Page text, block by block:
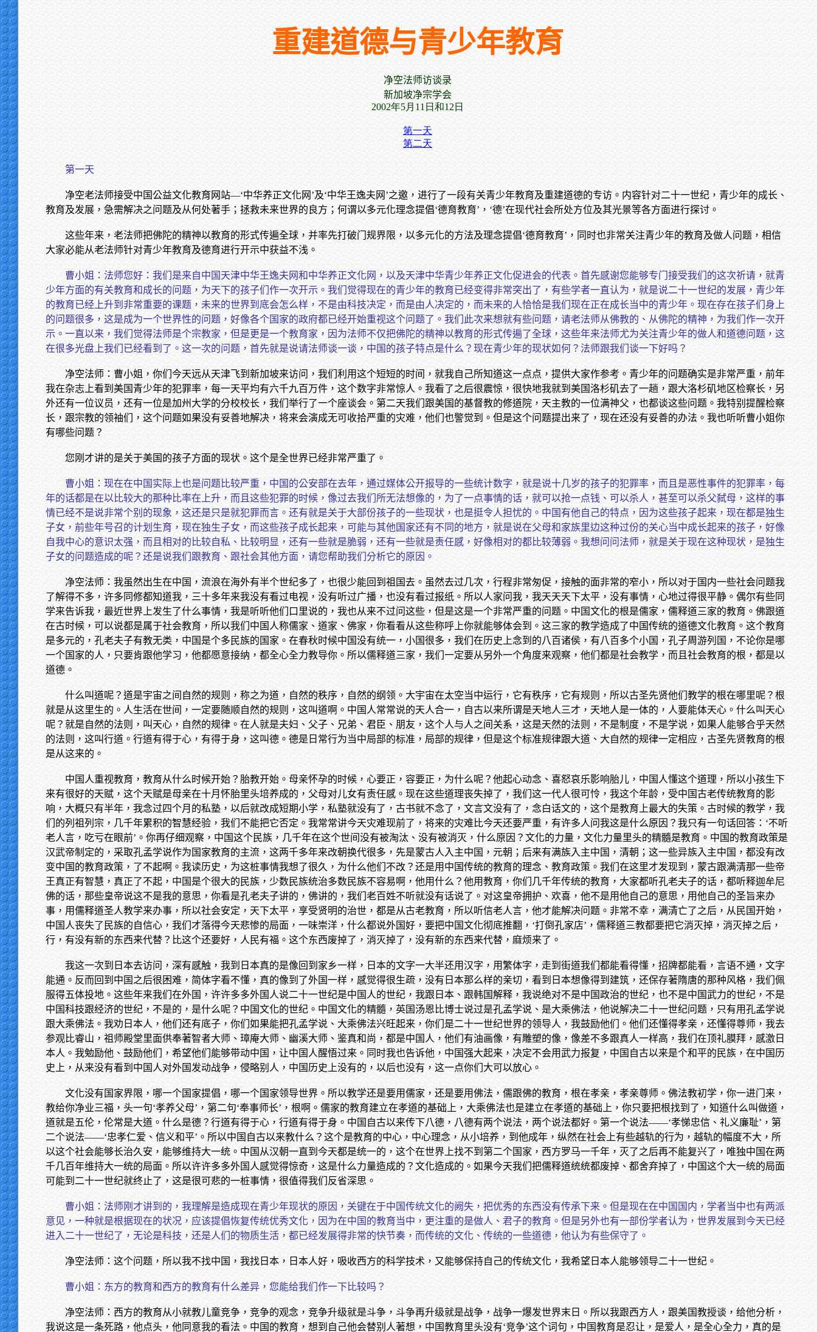
重建道德与青少年教育
净空法师访谈录
新加坡净宗学会
2002年5月11日和12日
第一天
第二天
第一天
净空老法师接受中国公益文化教育网站—‘中华养正文化网’及‘中华王逸夫网’之邀，进行了一段有关青少年教育及重建道德的专访。内容针对二十一世纪，青少年的成长、
教育及发展，急需解决之问题及从何处著手；拯救未来世界的良方；何谓以多元化理念提倡‘德育教育’，‘德’在现代社会所处方位及其光景等各方面进行探讨。
这些年来，老法师把佛陀的精神以教育的形式传遍全球，并率先打破门规界限，以多元化的方法及理念提倡‘德育教育’，同时也非常关注青少年的教育及做人问题，相信
大家必能从老法师针对青少年教育及德育进行开示中获益不浅。
曹小姐：法师您好：我们是来自中国天津中华王逸夫网和中华养正文化网，以及天津中华青少年养正文化促进会的代表。首先感谢您能够专门接受我们的这次祈请，就青
少年方面的有关教育和成长的问题，为天下的孩子们作一次开示。我们觉得现在的青少年的教育已经变得非常突出了，有些学者一直认为，就是说二十一世纪的发展，青少年
的教育已经上升到非常重要的课题，未来的世界到底会怎么样，不是由科技决定，而是由人决定的，而未来的人恰恰是我们现在正在成长当中的青少年。现在存在孩子们身上
的问题很多，这是成为一个世界性的问题，好像各个国家的政府都已经开始重视这个问题了。我们此次来想就有些问题，请老法师从佛教的、从佛陀的精神，为我们作一次开
示。一直以来，我们觉得法师是个宗教家，但是更是一个教育家，因为法师不仅把佛陀的精神以教育的形式传遍了全球，这些年来法师尤为关注青少年的做人和道德问题，这
在很多光盘上我们已经看到了。这一次的问题，首先就是说请法师谈一谈，中国的孩子特点是什么？现在青少年的现状如何？法师跟我们谈一下好吗？
净空法师：曹小姐，你们今天远从天津飞到新加坡来访问，我们利用这个短短的时间，就我自己所知道这一点点，提供大家作参考。青少年的问题确实是非常严重，前年
我在杂志上看到美国青少年的犯罪率，每一天平均有六千九百万件，这个数字非常惊人。我看了之后很震惊，很快地我就到美国洛杉矶去了一趟，跟大洛杉矶地区检察长，另
外还有一位议员，还有一位是加州大学的分校校长，我们举行了一个座谈会。第二天我们跟美国的基督教的修道院，天主教的一位满神父，也都谈这些问题。我特别提醒检察
长，跟宗教的领袖们，这个问题如果没有妥善地解决，将来会演成无可收拾严重的灾难，他们也警觉到。但是这个问题提出来了，现在还没有妥善的办法。我也听听曹小姐你
有哪些问题？
您刚才讲的是关于美国的孩子方面的现状。这个是全世界已经非常严重了。
曹小姐：现在在中国实际上也是问题比较严重，中国的公安部在去年，通过媒体公开报导的一些统计数字，就是说十几岁的孩子的犯罪率，而且是恶性事件的犯罪率，每
年的话都是在以比较大的那种比率在上升，而且这些犯罪的时候，像过去我们所无法想像的，为了一点事情的话，就可以抢一点钱、可以杀人，甚至可以杀父弑母，这样的事
情已经不是说非常个别的现象，这还是只是就犯罪而言。还有就是关于大部份孩子的一些现状，也是挺令人担忧的。中国有他自己的特点，因为这些孩子起来，现在都是独生
子女，前些年号召的计划生育，现在独生子女，而这些孩子成长起来，可能与其他国家还有不同的地方，就是说在父母和家族里边这种过份的关心当中成长起来的孩子，好像
自我中心的意识太强，而且相对的比较自私、比较明显，还有一些就是脆弱，还有一些就是责任感，好像相对的都比较薄弱。我想问问法师，就是关于现在这种现状，是独生
子女的问题造成的呢？还是说我们跟教育、跟社会其他方面，请您帮助我们分析它的原因。
净空法师：我虽然出生在中国，流浪在海外有半个世纪多了，也很少能回到祖国去。虽然去过几次，行程非常匆促，接触的面非常的窄小，所以对于国内一些社会问题我
了解得不多，许多同修都知道我，三十多年来我没有看过电视，没有听过广播，也没有看过报纸。所以人家问我，我天天天下太平，没有事情，心地过得很平静。偶尔有些同
学来告诉我，最近世界上发生了什么事情，我是听听他们口里说的，我也从来不过问这些，但是这是一个非常严重的问题。中国文化的根是儒家，儒释道三家的教育。佛跟道
在古时候，可以说都是属于社会教育，所以我们中国人称儒家、道家、佛家，你看看从这些称呼上你就能够体会到。这三家的教学造成了中国传统的道德文化教育。这个教育
是多元的，孔老夫子有教无类，中国是个多民族的国家。在春秋时候中国没有统一，小国很多，我们在历史上念到的八百诸侯，有八百多个小国，孔子周游列国，不论你是哪
一个国家的人，只要肯跟他学习，他都愿意接纳，都全心全力教导你。所以儒释道三家，我们一定要从另外一个角度来观察，他们都是社会教学，而且社会教育的根，都是以
道德。
什么叫道呢？道是宇宙之间自然的规则，称之为道，自然的秩序，自然的纲领。大宇宙在太空当中运行，它有秩序，它有规则，所以古圣先贤他们教学的根在哪里呢？根
就是从这里生的。人生活在世间，一定要随顺自然的规则，这叫道啊。中国人常常说的天人合一，自古以来所谓是天地人三才，天地人是一体的，人要能体天心。什么叫天心
呢？就是自然的法则，叫天心，自然的规律。在人就是夫妇、父子、兄弟、君臣、朋友，这个人与人之间关系，这是天然的法则，不是制度，不是学说，如果人能够合乎天然
的法则，这叫行道。行道有得于心，有得于身，这叫德。德是日常行为当中局部的标准，局部的规律，但是这个标准规律跟大道、大自然的规律一定相应，古圣先贤教育的根
是从这来的。
中国人重视教育，教育从什么时候开始？胎教开始。母亲怀孕的时候，心要正，容要正，为什么呢？他起心动念、喜怒哀乐影响胎儿，中国人懂这个道理，所以小孩生下
来有很好的天赋，这个天赋是母亲在十月怀胎里头培养成的，父母对儿女有责任感。现在这些道理丧失掉了，我们这一代人很可怜，我这个年龄，受中国古老传统教育的影
响，大概只有半年，我念过四个月的私塾，以后就改成短期小学，私塾就没有了，古书就不念了，文言文没有了，念白话文的，这个是教育上最大的失策。古时候的教学，我
们的列祖列宗，几千年累积的智慧经验，我们不能把它否定。我常常讲今天灾难现前了，将来的灾难比今天还要严重，有许多人问我这是什么原因？我只有一句话回答：‘不听
老人言，吃亏在眼前’。你再仔细观察，中国这个民族，几千年在这个世间没有被淘汰、没有被消灭，什么原因？文化的力量，文化力量里头的精髓是教育。中国的教育政策是
汉武帝制定的，采取孔孟学说作为国家教育的主流，这两千多年来改朝换代很多，先是蒙古人入主中国，元朝；后来有满族入主中国，清朝；这一些异族入主中国，都没有改
变中国的教育政策，了不起啊。我读历史，为这桩事情我想了很久，为什么他们不改？还是用中国传统的教育的理念、教育政策。我们在这里才发现到，蒙古跟满清那一些帝
王真正有智慧，真正了不起，中国是个很大的民族，少数民族统治多数民族不容易啊，他用什么？他用教育，你们几千年传统的教育，大家都听孔老夫子的话，都听释迦牟尼
佛的话，那些皇帝说这不是我的意思，你看是孔老夫子讲的，佛讲的，我们老百姓不听就没有话说了。对这皇帝拥护、欢喜，他不是用他自己的意思，用他自己的圣旨来办
事，用儒释道圣人教学来办事，所以社会安定，天下太平，享受贤明的治世，都是从古老教育，所以听信老人言，他才能解决问题。非常不幸，满清亡了之后，从民国开始，
中国人丧失了民族的自信心，我们才落得今天悲惨的局面，一味崇洋，什么都说外国好，要把中国文化彻底推翻，‘打倒孔家店’，儒释道三教都要把它消灭掉，消灭掉之后，
行，有没有新的东西来代替？比这个还要好，人民有福。这个东西废掉了，消灭掉了，没有新的东西来代替，麻烦来了。
我这一次到日本去访问，深有感触，我到日本真的是像回到家乡一样，日本的文字一大半还用汉字，用繁体字，走到街道我们都能看得懂，招牌都能看，言语不通，文字
能通。反而回到中国之后很困难，简体字看不懂，真的像到了外国一样，感觉得很生疏，没有日本那么样的亲切，看到日本想像得到建筑，还保存著隋唐的那种风格，我们佩
服得五体投地。这些年来我们在外国，许许多多外国人说二十一世纪是中国人的世纪，我跟日本、跟韩国解释，我说绝对不是中国政治的世纪，也不是中国武力的世纪，不是
中国科技跟经济的世纪，不是的，是什么呢？中国文化的世纪。中国文化的精髓，英国汤恩比博士说过是孔孟学说、是大乘佛法，他说解决二十一世纪问题，只有用孔孟学说
跟大乘佛法。我劝日本人，他们还有底子，你们如果能把孔孟学说、大乘佛法兴旺起来，你们是二十一世纪世界的领导人，我鼓励他们。他们还懂得孝亲，还懂得尊师，我去
参观比睿山，祖师殿堂里面供奉著智者大师、璋庵大师、幽溪大师、鉴真和尚，都是中国人，他们有油画像，有雕塑的像，像差不多跟真人一样高，我们在顶礼膜拜，感激日
本人。我勉励他、鼓励他们，希望他们能够带动中国，让中国人醒悟过来。同时我也告诉他，中国强大起来，决定不会用武力报复，中国自古以来是个和平的民族，在中国历
史上，从来没有看到中国人对外国发动战争，侵略别人，中国历史上没有的，以后也没有，这一点你们大可以放心。
文化没有国家界限，哪一个国家提倡，哪一个国家领导世界。所以教学还是要用儒家，还是要用佛法，儒跟佛的教育，根在孝亲，孝亲尊师。佛法教初学，你一进门来，
教给你净业三福，头一句‘孝养父母’，第二句‘奉事师长’，根啊。儒家的教育建立在孝道的基础上，大乘佛法也是建立在孝道的基础上，你只要把根找到了，知道什么叫做道，
道就是五伦，伦常是大道。什么是德？行道有得于心，行道有得于身。中国自古以来传下八德，八德有两个说法，两个说法都好。第一个说法——‘孝悌忠信、礼义廉耻’，第
二个说法——‘忠孝仁爱、信义和平’。所以中国自古以来教什么？这个是教育的中心，中心理念，从小培养，到他成年，纵然在社会上有些越轨的行为，越轨的幅度不大，所
以这个社会能够长治久安，能够维持大一统。中国从汉朝一直到今天都是统一的，这个在世界上找不到第二个国家，西方罗马一千年，灭了之后再不能复兴了，唯独中国在两
千几百年维持大一统的局面。所以许许多多外国人感觉得惊奇，这是什么力量造成的？文化造成的。如果今天我们把儒释道统统都废掉、都舍弃掉了，中国这个大一统的局面
可能到二十一世纪就终止了，这是很可悲的一桩事情，很值得我们反省深思。
曹小姐：法师刚才讲到的，我理解是造成现在青少年现状的原因，关键在于中国传统文化的阙失，把优秀的东西没有传承下来。但是现在在中国国内，学者当中也有两派
意见，一种就是根据现在的状况，应该提倡恢复传统优秀文化，因为在中国的教育当中，更注重的是做人、君子的教育。但是另外也有一部份学者认为，世界发展到今天已经
进入二十一世纪了，无论是科技，还是人们的物质生活，都已经发展得非常的快节奏，而传统的文化、传统的一些道德，他认为有些保守了。
净空法师：这个问题，所以我不找中国，我找日本，日本人好，吸收西方的科学技术，又能够保持自己的传统文化，我希望日本人能够领导二十一世纪。
曹小姐：东方的教育和西方的教育有什么差异，您能给我们作一下比较吗？
净空法师：西方的教育从小就教儿童竞争，竞争的观念，竞争升级就是斗争，斗争再升级就是战争，战争一爆发世界末日。所以我跟西方人，跟美国教授谈，给他分析，
我说这是一条死路，他点头，他同意我的看法。中国的教育，想到自己他会替别人著想，中国教育里头没有‘竞争’这个词句，中国教育是忍让，是爱人，是全心全力，真的是